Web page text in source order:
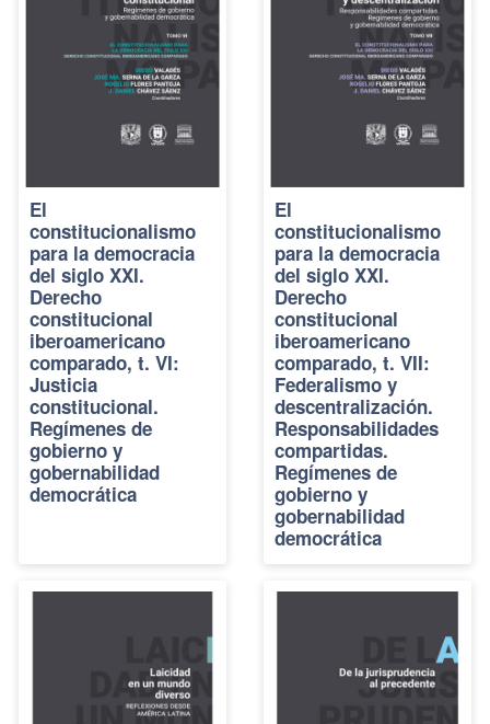
El
constitucionalismo
para la democracia
del siglo XXI.
Derecho
constitucional
iberoamericano
comparado, t. VI:
Justicia
constitucional.
Regímenes de
gobierno y
gobernabilidad
democrática
El
constitucionalismo
para la democracia
del siglo XXI.
Derecho
constitucional
iberoamericano
comparado, t. VII:
Federalismo y
descentralización.
Responsabilidades
compartidas.
Regímenes de
gobierno y
gobernabilidad
democrática